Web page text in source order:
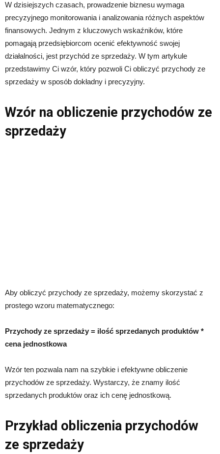
W dzisiejszych czasach, prowadzenie biznesu wymaga
precyzyjnego monitorowania i analizowania różnych aspektów
finansowych. Jednym z kluczowych wskaźników, które
pomagają przedsiębiorcom ocenić efektywność swojej
działalności, jest przychód ze sprzedaży. W tym artykule
przedstawimy Ci wzór, który pozwoli Ci obliczyć przychody ze
sprzedaży w sposób dokładny i precyzyjny.
Wzór na obliczenie przychodów ze
sprzedaży
Aby obliczyć przychody ze sprzedaży, możemy skorzystać z
prostego wzoru matematycznego:
Przychody ze sprzedaży = ilość sprzedanych produktów *
cena jednostkowa
Wzór ten pozwala nam na szybkie i efektywne obliczenie
przychodów ze sprzedaży. Wystarczy, że znamy ilość
sprzedanych produktów oraz ich cenę jednostkową.
Przykład obliczenia przychodów
ze sprzedaży